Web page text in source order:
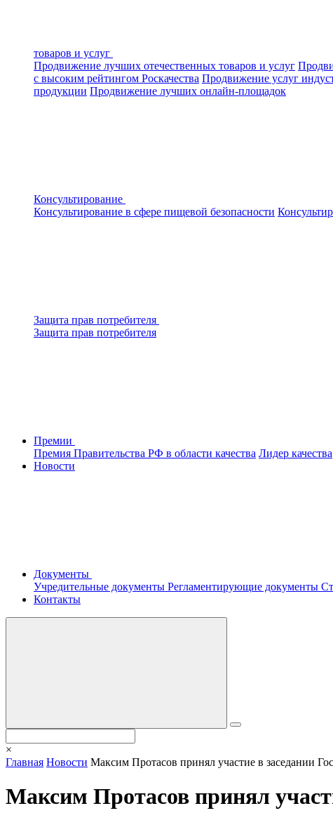
товаров и услуг
Продвижение лучших отечественных товаров и услуг
с высоким рейтингом Роскачества Продвижение услуг
продукции Продвижение лучших онлайн-площадок
Консультирование
Консультирование в сфере пищевой безопасности
Защита прав потребителя
Защита прав потребителя
Премии
Премия Правительства РФ в области качества Лидер качества
Новости
Документы
Учредительные документы Регламентирующие документы
Контакты
×
Главная Новости Максим Протасов принял участие в заседании
Максим Протасов принял